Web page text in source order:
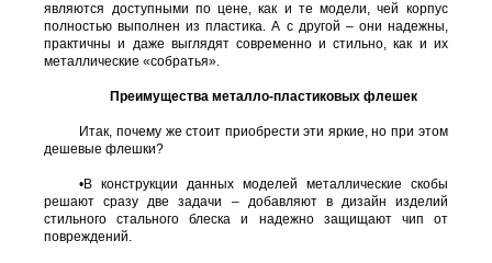
являются доступными по цене, как и те модели, чей корпус
полностью выполнен из пластика. А с другой – они надежны,
практичны и даже выглядят современно и стильно, как и их
металлические «собратья».
Преимущества металло-пластиковых флешек
Итак, почему же стоит приобрести эти яркие, но при этом
дешевые флешки?
•В конструкции данных моделей металлические скобы
решают сразу две задачи – добавляют в дизайн изделий
стильного стального блеска и надежно защищают чип от
повреждений.